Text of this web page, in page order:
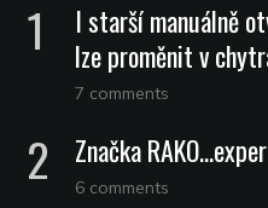
I starší manuálně
lze proměnit v
7 comments
Značka
6 comments